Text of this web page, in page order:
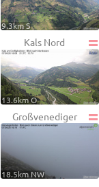
9.3km S
Kals Nord
13.6km O
Großvenediger
18.5km NW